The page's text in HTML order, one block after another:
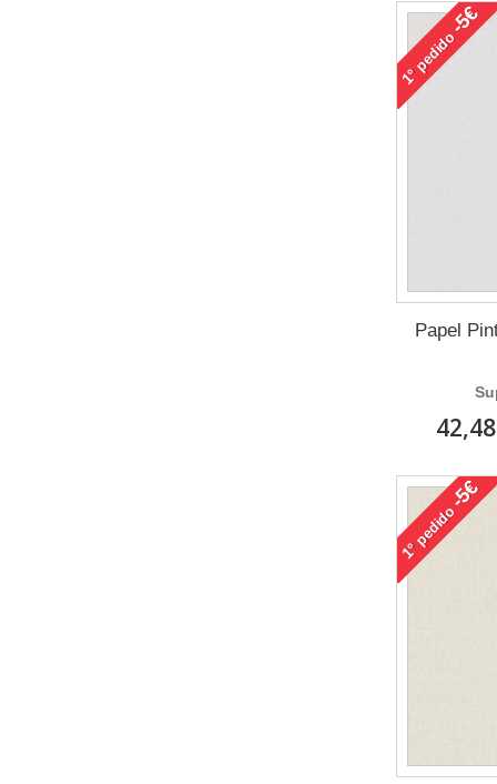
1°
pedido
-5€
Papel
1°
pedido
-5€